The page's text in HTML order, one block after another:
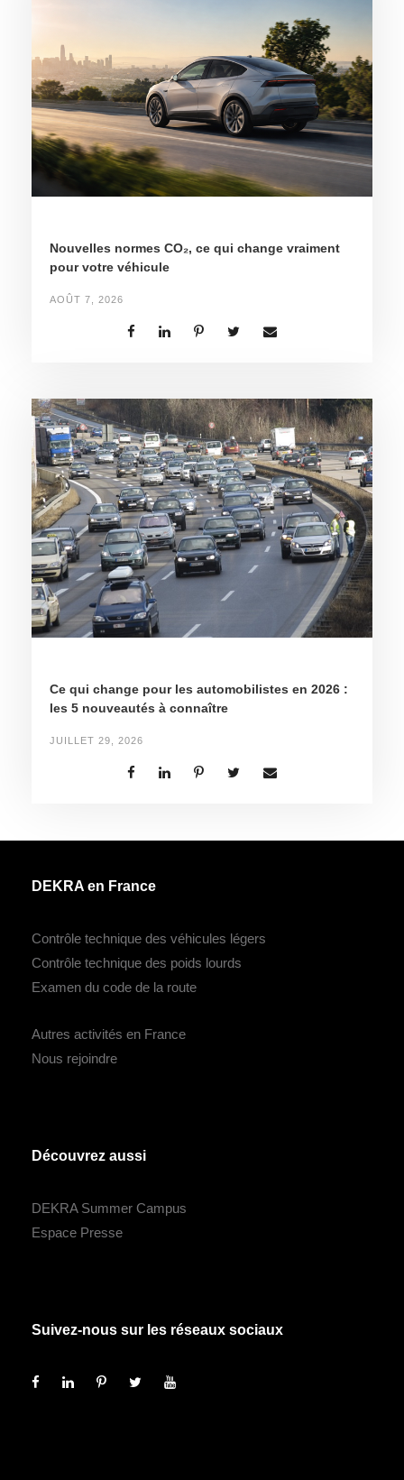
Nouvelles normes CO₂, ce qui change vraiment
pour votre véhicule
AOÛT 7, 2026
Ce qui change pour les automobilistes en 2026 :
les 5 nouveautés à connaître
JUILLET 29, 2026
DEKRA en France
Contrôle technique des véhicules légers
Contrôle technique des poids lourds
Examen du code de la route
Autres activités en France
Nous rejoindre
Découvrez aussi
DEKRA Summer Campus
Espace Presse
Suivez-nous sur les réseaux sociaux